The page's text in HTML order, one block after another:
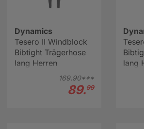
Dynamics
Tesero II Windblock
Bibtight Trägerhose
lang Herren
169.90***
89.99
lang